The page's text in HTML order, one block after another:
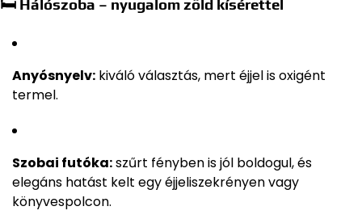
🛏 Hálószoba – nyugalom zöld kísérettel
Anyósnyelv: kiváló választás, mert éjjel is oxigént
termel.
Szobai futóka:szűrt fényben is jól boldogul, és
elegáns hatást kelt egy éjjeliszekrényen vagy
könyvespolcon.